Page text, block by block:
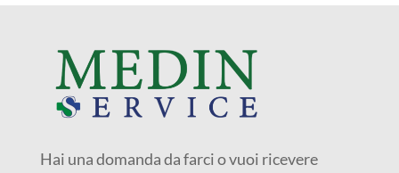
Hai una domanda da farci o vuoi ricevere